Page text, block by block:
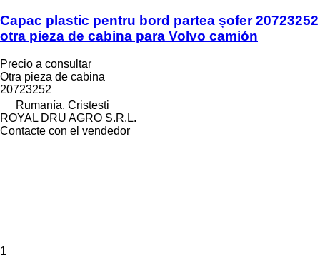
Capac plastic pentru bord partea șofer 20723252
otra pieza de cabina para Volvo camión
Precio a consultar
Otra pieza de cabina
20723252
Rumanía, Cristesti
ROYAL DRU AGRO S.R.L.
Contacte con el vendedor
1